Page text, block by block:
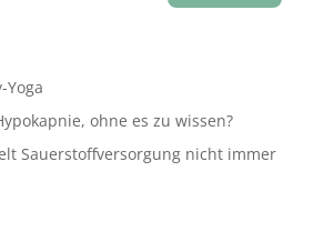
Yoga
ohne es zu wissen?
Sauerstoffversorgung nicht immer